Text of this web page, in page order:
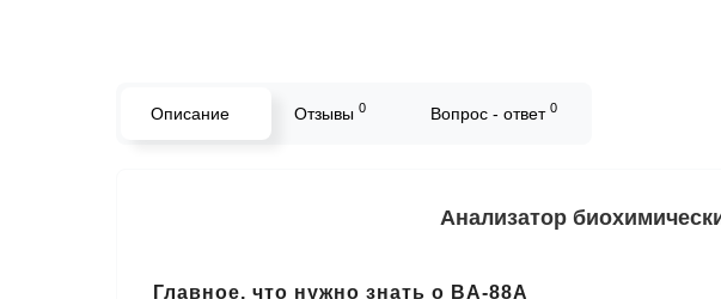
Описание Отзывы 0 Вопрос - ответ 0
Анализатор
Главное, что нужно знать о ВA-88A